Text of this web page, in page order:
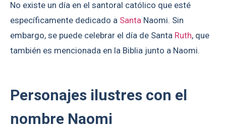
No existe un día en el santoral católico que esté
específicamente dedicado a Santa Naomi. Sin
embargo, se puede celebrar el día de Santa Ruth, que
también es mencionada en la Biblia junto a Naomi.
Personajes ilustres con el
nombre Naomi